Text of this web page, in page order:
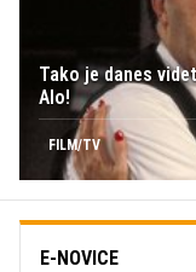
Tako je danes
Alo!
FILM/TV
E-NOVICE